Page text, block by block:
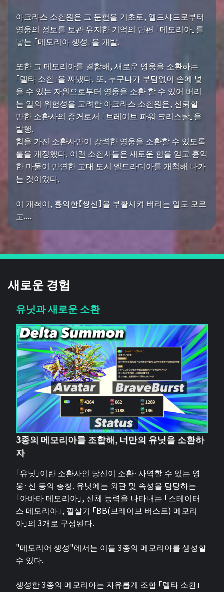
아크라스 소환원은 그 문헌을 기초로, 엘드샤드로부터
영웅의 정보를 보관 유지한 기억의 단편 「메모리아」를
낳는 「메모리아 생성」을 개발.
또한 그 메모리아를 결합해, 새로운 영웅을 소환하는
「델타 소환」을 짜냈다. 또, 누구나가 부담없이 손에 넣
을 수 있는 자원으로부터 영웅을 소환 할 수 있어 버리
는 일의 위험성을 고려한 아크라스 소환원은, 신뢰할
만한 소환사의 증거로서 「브레이브 파워 크리스탈」을
발행.
힘을 가진 소환사만이 강력한 영웅을 소환할 수 있도록
룰을 개정했다. 이런 소환사들은 새로운 힘을 얻고 흉악
한 마물이 만연한 고대 도시 엘드라디아를 개척해 나가
는 것이었다.
이 개척이, 흉악한【쌍신】을 부활시켜 버리는 일도 모르
고....
새로운 경험
유닛과 새로운 소환
3종의 메모리아를 조합해, 너만의 유닛을 소환하
자
「유닛」이란 소환사인 당신이 소환·사역할 수 있는 영
웅·신 등의 총칭. 유닛에는 외관 및 속성을 담당하는
「아바타 메모리아」, 신체 능력을 나타내는 「스테이터
스 메모리아」, 필살기 「BB(브레이브 버스트) 메모리
아」의 3개로 구성된다.
"메모리어 생성"에서는 이들 3종의 메모리아를 생성할
수 있다.
생성한 3종의 메모리아는 자유롭게 조합 「델타 소환」